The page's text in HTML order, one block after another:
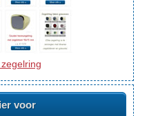
voor